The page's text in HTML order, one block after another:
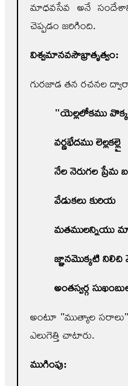
మాధవసేవ అనే
చెప్పడం జరిగింది.
విశ్వమానవసౌభ్రాతృత్వం:
గురజాడ తన రచనల ద్వారా
"యెల్లలోకము
వర్ణభేదము లెల్లకల్లై
నేల నెరుగల ప్రేమ
వేడుకలు కురియ
మతములన్నియు
జ్ఞానమొక్కటి నిలిచి
అంతస్వర్గ
అంటూ "ముత్యాల
ఎలుగెత్తి చాటారు.
ముగింపు: